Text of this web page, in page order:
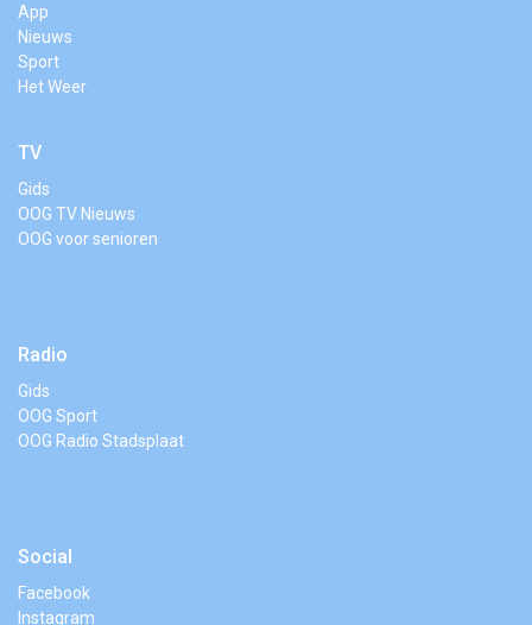
App
Nieuws
Sport
Het Weer
TV
Gids
OOG TV Nieuws
OOG voor senioren
Radio
Gids
OOG Sport
OOG Radio Stadsplaat
Social
Facebook
Instagram